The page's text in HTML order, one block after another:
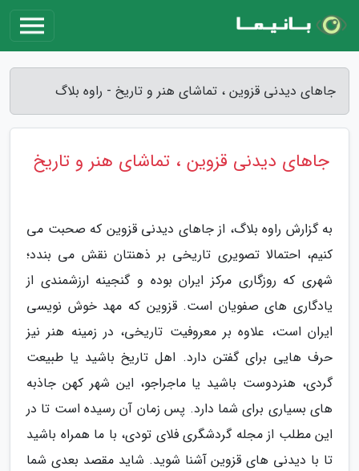
جاهای دیدنی قزوین ، تماشای هنر و تاریخ - راوه بلاگ
جاهای دیدنی قزوین ، تماشای هنر و تاریخ
به گزارش راوه بلاگ، از جاهای دیدنی قزوین که صحبت می
کنیم، احتمالا تصویری تاریخی بر ذهنتان نقش می بندد؛
شهری که روزگاری مرکز ایران بوده و گنجینه ارزشمندی از
یادگاری های صفویان است. قزوین که مهد خوش نویسی
ایران است، علاوه بر معروفیت تاریخی، در زمینه هنر نیز
حرف هایی برای گفتن دارد. اهل تاریخ باشید یا طبیعت
گردی، هنردوست باشید یا ماجراجو، این شهر کهن جاذبه
های بسیاری برای شما دارد. پس زمان آن رسیده است تا در
این مطلب از مجله گردشگری فلای تودی، با ما همراه باشید
تا با دیدنی های قزوین آشنا شوید. شاید مقصد بعدی شما